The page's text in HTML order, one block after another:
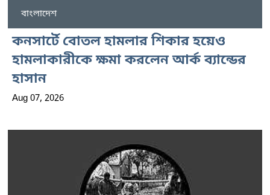
বাংলাদেশ
কনসার্টে বোতল হামলার শিকার হয়েও
হামলাকারীকে ক্ষমা করলেন আর্ক ব্যান্ডের
হাসান
Aug 07, 2026